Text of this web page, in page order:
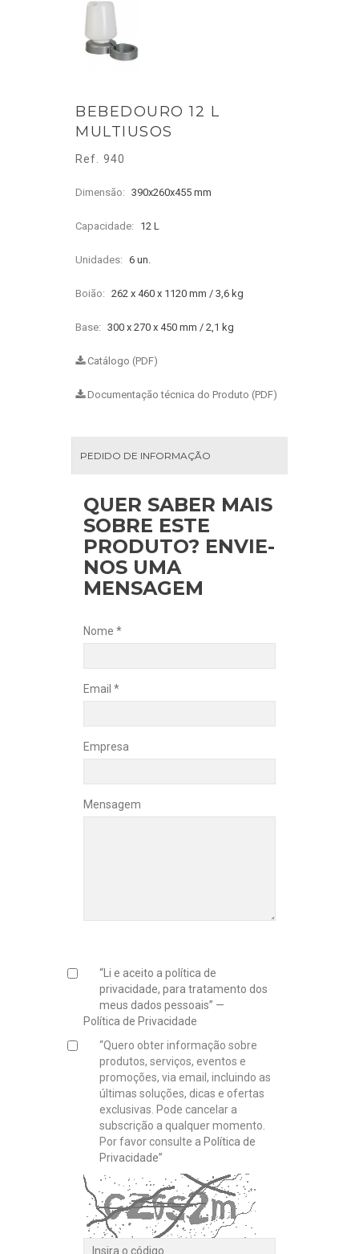
BEBEDOURO 12 L
MULTIUSOS
Ref. 940
Dimensão: 390x260x455 mm
Capacidade: 12 L
Unidades: 6 un.
Boião: 262 x 460 x 1120 mm / 3,6 kg
Base: 300 x 270 x 450 mm / 2,1 kg
Catálogo (PDF)
Documentação técnica do Produto (PDF)
PEDIDO DE INFORMAÇÃO
QUER SABER MAIS
SOBRE ESTE
PRODUTO? ENVIE-
NOS UMA
MENSAGEM
Nome *
Email *
Empresa
Mensagem
“Li e aceito a política de
privacidade, para tratamento dos
meus dados pessoais” —
Política de Privacidade
“Quero obter informação sobre
produtos, serviços, eventos e
promoções, via email, incluindo as
últimas soluções, dicas e ofertas
exclusivas. Pode cancelar a
subscrição a qualquer momento.
Por favor consulte a Política de
Privacidade”